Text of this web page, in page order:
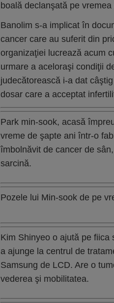
boală declanşată pe
Banolim s-a implicat în
cancer care au suferit din
organizaţiei lucrează acum
urmare a aceloraşi condiţii
judecătorească i-a dat
dosar care a acceptat
Park min-sook, acasă
vreme de şapte ani într-o
îmbolnăvit de cancer de
sarcină.
Pozele lui Min-sook de pe
Kim Shinyeo o ajută pe fiica
a ajunge la centrul de
Samsung de LCD. Are o
vederea şi mobilitatea.